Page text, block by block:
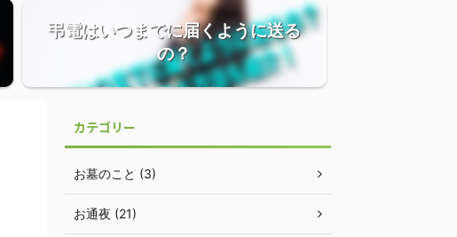
弔電はいつまでに届くように送る
の？
カテゴリー
お墓のこと (3)
お通夜 (21)